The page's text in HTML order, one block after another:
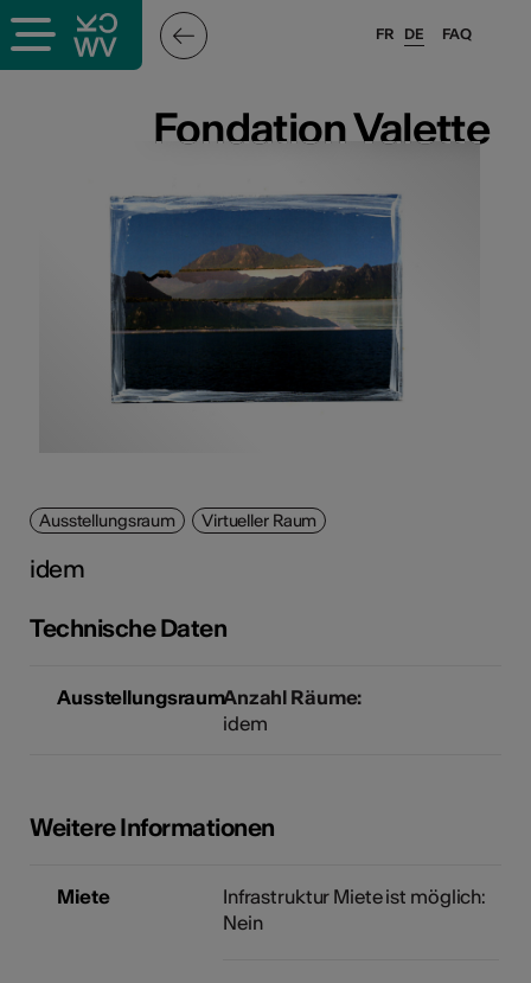
FAQ
FR DE
Fondation Valette
Fondation Valette
Ausstellungsraum Virtueller Raum
idem
Technische Daten
AusstellungsraumAnzahl Räume:
idem
Weitere Informationen
Miete
Infrastruktur Miete ist möglich:
Nein